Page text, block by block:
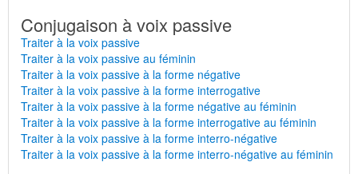
Conjugaison à voix passive
Traiter à la voix passive
Traiter à la voix passive au féminin
Traiter à la voix passive à la forme négative
Traiter à la voix passive à la forme interrogative
Traiter à la voix passive à la forme négative au féminin
Traiter à la voix passive à la forme interrogative au féminin
Traiter à la voix passive à la forme interro-négative
Traiter à la voix passive à la forme interro-négative au féminin